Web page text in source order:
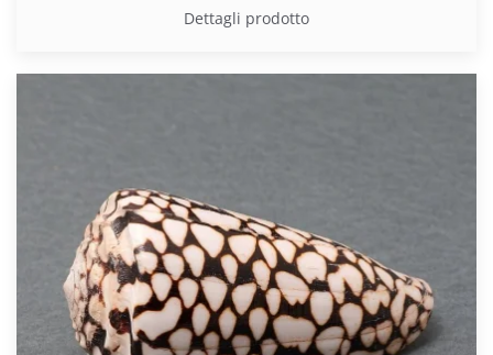
Dettagli prodotto